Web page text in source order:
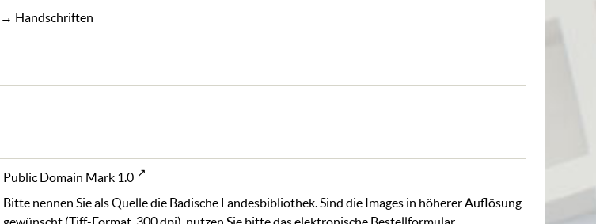
→ Handschriften
Public Domain Mark 1.0
Bitte nennen Sie als Quelle die Badische Landesbibliothek. Sind die Images in höherer Auflösung